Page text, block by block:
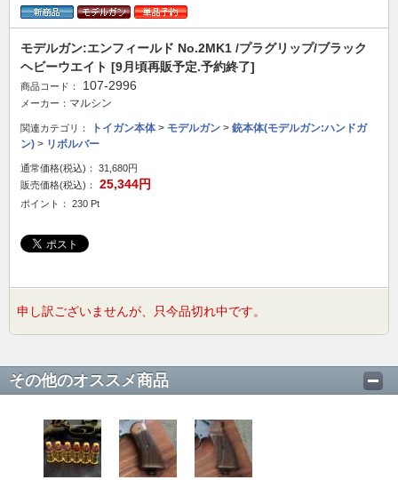
モデルガン:エンフィールド No.2MK1 /プラグリップ/ブラック
ヘビーウエイト [9月頃再販予定.予約終了]
商品コード： 107-2996
メーカー： マルシン
関連カテゴリ： トイガン本体> モデルガン > 銃本体(モデルガン:ハンドガ
ン) > リボルバー
通常価格(税込)：
31,680円
販売価格(税込)：
25,344円
ポイント： 230 Pt
申し訳ございませんが、只今品切れ中です。
その他のオススメ商品